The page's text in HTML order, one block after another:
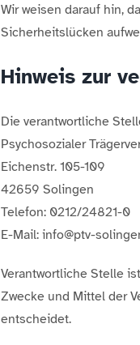
Wir weisen darauf hin,
Sicherheitslücken
Hinweis zur
Die verantwortliche
Psychosozialer
Eichenstr. 105-109
42659 Solingen
Telefon: 0212/24821-0
E-Mail: info@ptv-
Verantwortliche Stelle
Zwecke und Mittel der
entscheidet.